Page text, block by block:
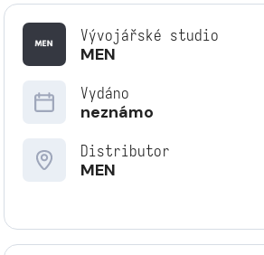
Vývojářské studio
MEN
Vydáno
neznámo
Distributor
MEN